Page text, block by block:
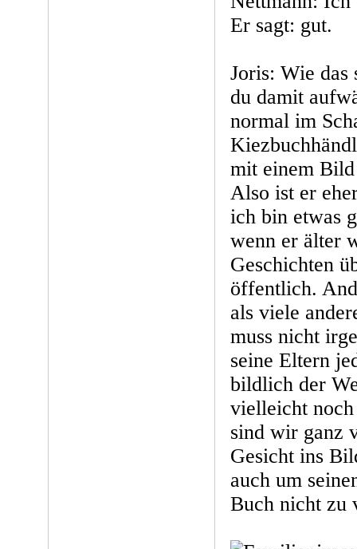
Er sagt: gut.
Joris: Wie
du damit
normal im
mit einem
Also ist er
ich bin etwas
wenn er älter
Geschichten
öffentlich.
als viele
muss nicht
seine Eltern
bildlich der
vielleicht
sind wir ganz
Gesicht ins
auch um
Buch nicht zu